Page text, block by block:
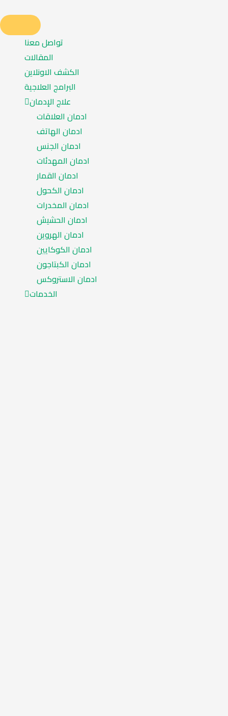
تواصل معنا
المقالات
الكشف الاونلاين
البرامج العلاجية
علاج الإدمان
ادمان العلاقات
ادمان الهاتف
ادمان الجنس
ادمان المهدئات
ادمان القمار
ادمان الكحول
ادمان المخدرات
ادمان الحشيش
ادمان الهروين
ادمان الكوكايين
ادمان الكبتاجون
ادمان الاستروكس
الخدمات